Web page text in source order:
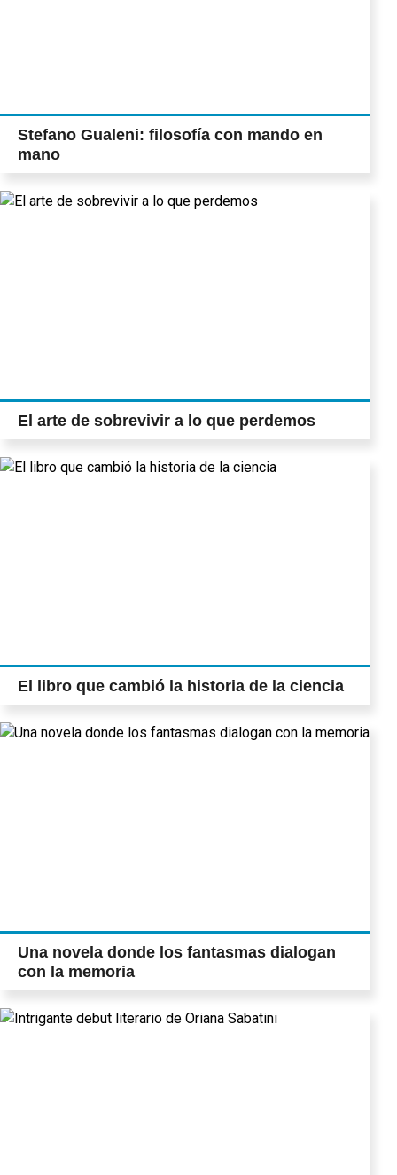
Stefano Gualeni: filosofía con mando en
mano
El arte de sobrevivir a lo que perdemos
El libro que cambió la historia de la ciencia
Una novela donde los fantasmas dialogan
con la memoria